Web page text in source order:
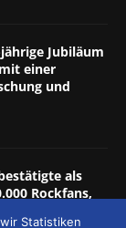
Jubiläum
einer
und
als
Rockfans,
Statistiken